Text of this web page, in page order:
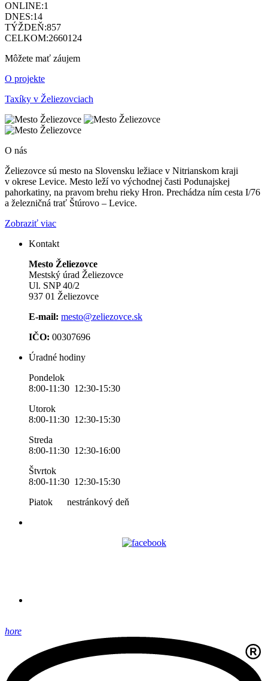
ONLINE:1
DNES:14
TÝŽDEŇ:857
CELKOM:2660124
Môžete mať záujem
O projekte
Taxíky v Želiezovciach
O nás
Želiezovce sú mesto na Slovensku ležiace v Nitrianskom kraji
v okrese Levice. Mesto leží vo východnej časti Podunajskej
pahorkatiny, na pravom brehu rieky Hron. Prechádza ním cesta I/76
a železničná trať Štúrovo – Levice.
Zobraziť viac
Kontakt
Mesto Želiezovce
Mestský úrad Želiezovce
Ul. SNP 40/2
937 01 Želiezovce
E-mail: mesto@zeliezovce.sk
IČO: 00307696
Úradné hodiny
Pondelok
8:00-11:30 12:30-15:30
Utorok
8:00-11:30 12:30-15:30
Streda
8:00-11:30 12:30-16:00
Štvrtok
8:00-11:30 12:30-15:30
Piatok nestránkový deň
hore